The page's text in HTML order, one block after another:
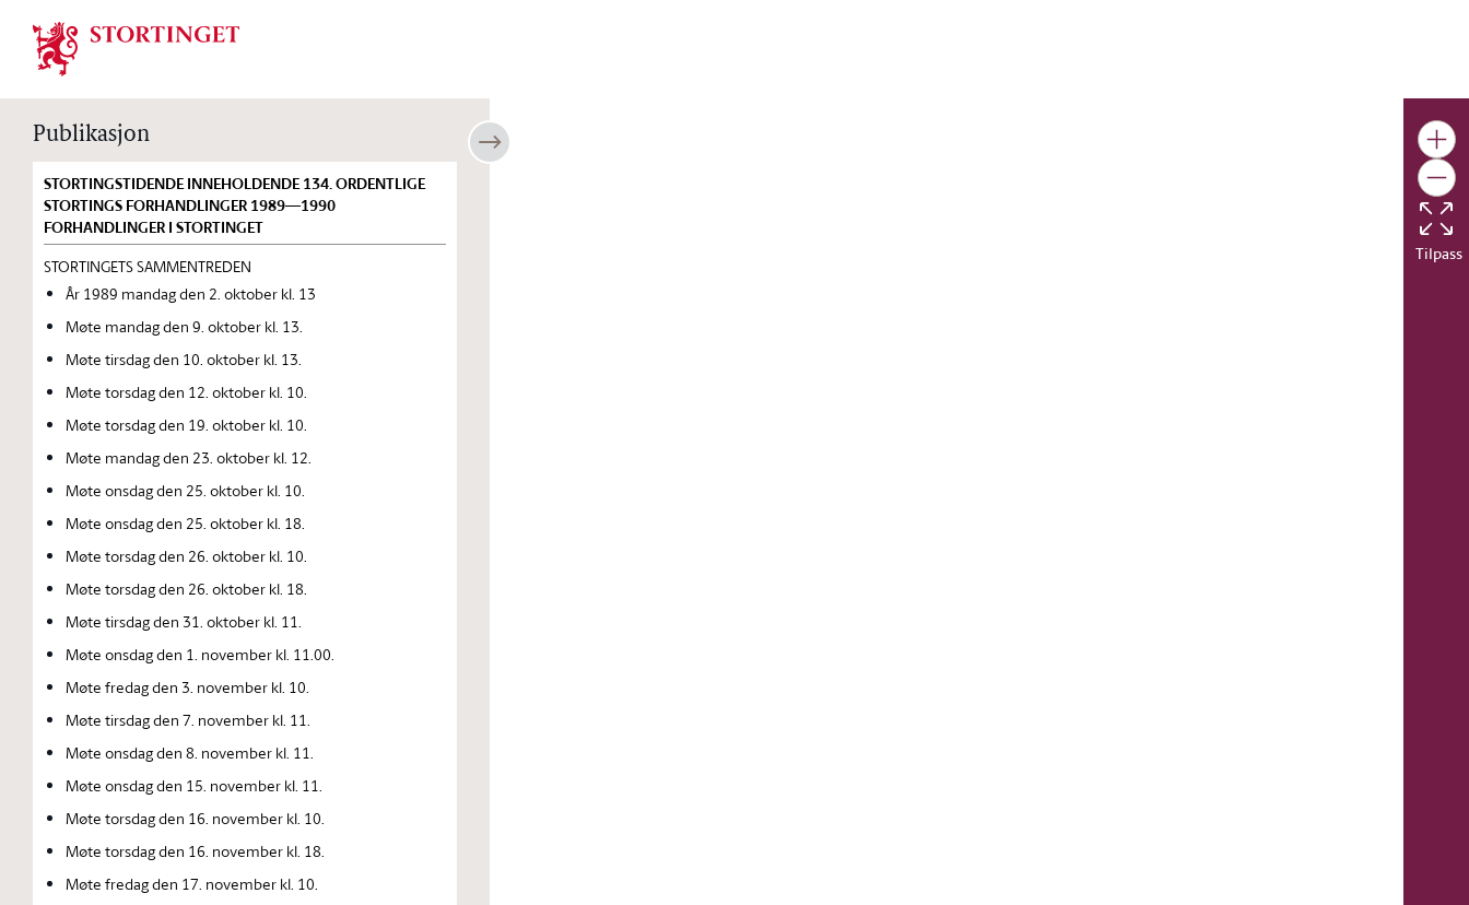
Stortinget.no
Publikasjon
STORTINGSTIDENDE INNEHOLDENDE 134. ORDENTLIGE
STORTINGS FORHANDLINGER 1989—1990
FORHANDLINGER I STORTINGET
STORTINGETS SAMMENTREDEN
År 1989 mandag den 2. oktober kl. 13
Møte mandag den 9. oktober kl. 13.
Møte tirsdag den 10. oktober kl. 13.
Møte torsdag den 12. oktober kl. 10.
Møte torsdag den 19. oktober kl. 10.
Møte mandag den 23. oktober kl. 12.
Møte onsdag den 25. oktober kl. 10.
Møte onsdag den 25. oktober kl. 18.
Møte torsdag den 26. oktober kl. 10.
Møte torsdag den 26. oktober kl. 18.
Møte tirsdag den 31. oktober kl. 11.
Møte onsdag den 1. november kl. 11.00.
Møte fredag den 3. november kl. 10.
Møte tirsdag den 7. november kl. 11.
Møte onsdag den 8. november kl. 11.
Møte onsdag den 15. november kl. 11.
Møte torsdag den 16. november kl. 10.
Møte torsdag den 16. november kl. 18.
Møte fredag den 17. november kl. 10.